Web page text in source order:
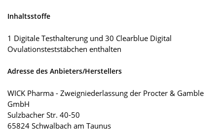
Inhaltsstoffe
1 Digitale Testhalterung und 30 Clearblue Digital
Ovulationsteststäbchen enthalten
Adresse des Anbieters/Herstellers
WICK Pharma - Zweigniederlassung der Procter & Gamble
GmbH
Sulzbacher Str. 40-50
65824 Schwalbach am Taunus